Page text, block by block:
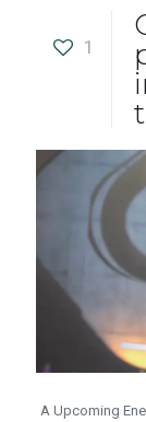
1
A Upcoming